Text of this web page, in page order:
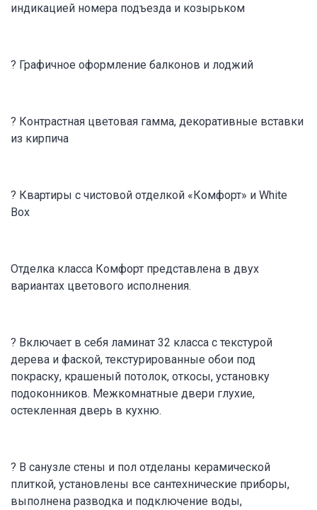
индикацией номера подъезда и козырьком
? Графичное оформление балконов и лоджий
? Контрастная цветовая гамма, декоративные вставки
из кирпича
? Квартиры с чистовой отделкой «Комфорт» и White
Box
Отделка класса Комфорт представлена в двух
вариантах цветового исполнения.
? Включает в себя ламинат 32 класса с текстурой
дерева и фаской, текстурированные обои под
покраску, крашеный потолок, откосы, установку
подоконников. Межкомнатные двери глухие,
остекленная дверь в кухню.
? В санузле стены и пол отделаны керамической
плиткой, установлены все сантехнические приборы,
выполнена разводка и подключение воды,